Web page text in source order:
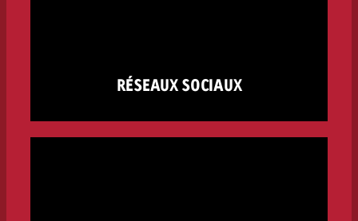
RÉSEAUX SOCIAUX